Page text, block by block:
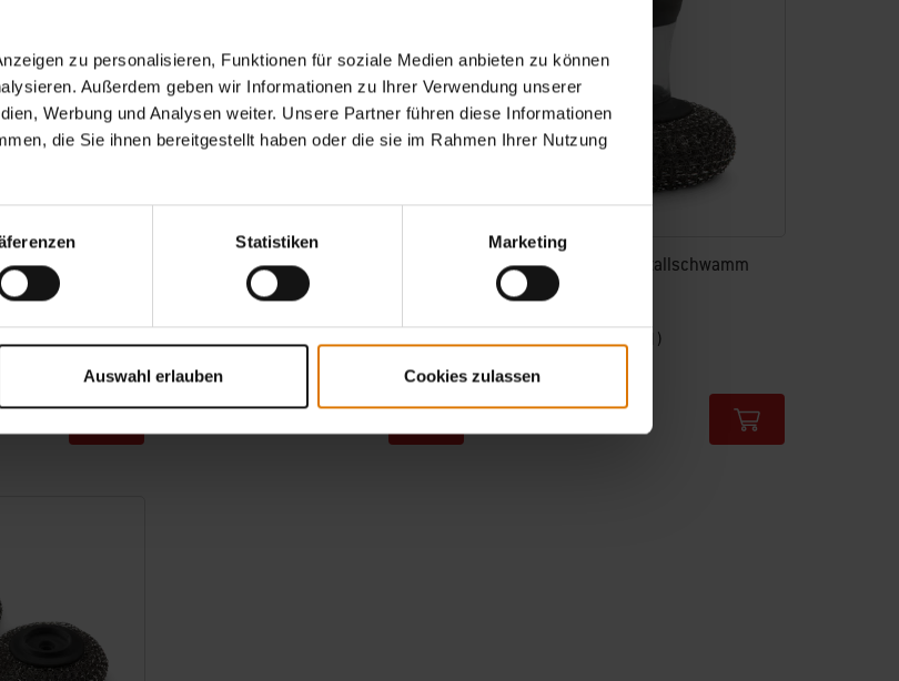
zu personalisieren, Funktionen für soziale Medien anbieten zu können
Außerdem geben wir Informationen zu Ihrer Verwendung unserer
Werbung und Analysen weiter. Unsere Partner führen diese Informationen
die Sie ihnen bereitgestellt haben oder die sie im Rahmen Ihrer Nutzung
Statistiken Marketing
Auswahl erlauben Cookies zulassen
10 Stück / Für SmokeFire EX4/EX6 GBS Holzpellet-
4.8
(55)
24,90 CHF
Color Options
Plancha-Bürste mit Metallschwamm
4.0 (41)
14,90 CHF
Color Options